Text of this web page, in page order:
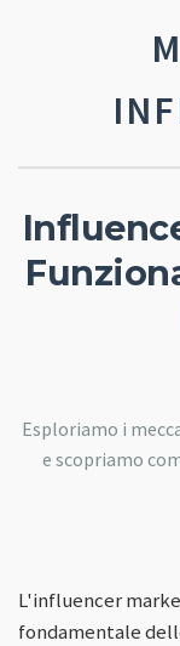
Esploriamo i
e scopriamo
L'influencer
fondamentale